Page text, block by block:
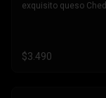
exquisito queso
$3.490